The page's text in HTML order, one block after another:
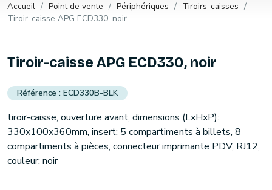
Accueil Point de vente Périphériques
Tiroirs-caisses
Tiroir-caisse APG ECD330, noir
Tiroir-caisse APG ECD330, noir
ECD330B-BLK
tiroir-caisse, ouverture avant, dimensions (LxHxP):
330x100x360mm, insert: 5 compartiments à billets, 8
compartiments à pièces, connecteur imprimante PDV, RJ12,
couleur: noir